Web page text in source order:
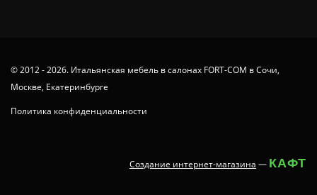
© 2012 - 2026. Итальянская мебель в салонах FORT-COM в Сочи,
Москве, Екатеринбурге
Политика конфиденциальности
Создание интернет-магазина — КАФТ